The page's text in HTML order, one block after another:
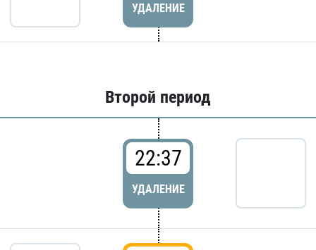
УДАЛЕНИЕ
Второй период
22:37
УДАЛЕНИЕ